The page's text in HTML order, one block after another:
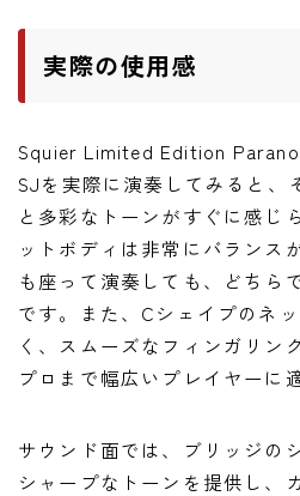
実際の使用感
Squier Limited Edition
SJを実際に演奏してみると、
と多彩なトーンがすぐに感じ
ットボディは非常にバランス
も座って演奏しても、どちら
です。また、Cシェイプのネ
く、スムーズなフィンガリン
プロまで幅広いプレイヤーに
サウンド面では、ブリッジの
シャープなトーンを提供し、